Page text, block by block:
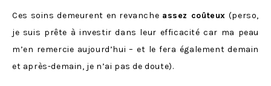
Ces soins demeurent en revanche assez coûteux (perso,
je suis prête à investir dans leur efficacité car ma peau
m’en remercie aujourd’hui – et le fera également demain
et après-demain, je n’ai pas de doute).